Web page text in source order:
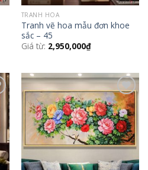
TRANH HOA
Tranh vẽ hoa mẫu đơn khoe
sắc – 45
Giá từ: 2,950,000₫
Add to
Wishlist